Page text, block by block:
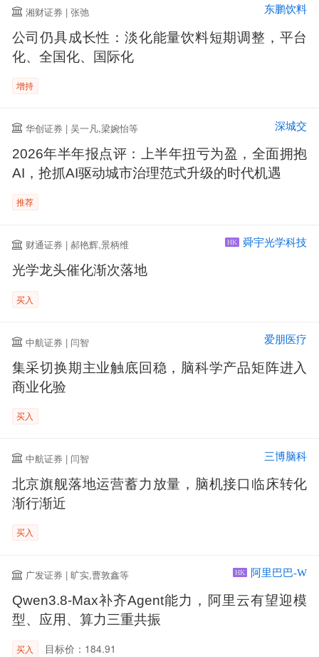
湘财证券 | 张弛 东鹏饮料
公司仍具成长性：淡化能量饮料短期调整，平台
化、全国化、国际化
增持
华创证券 | 吴一凡,梁婉怡等 深城交
2026年半年报点评：上半年扭亏为盈，全面拥抱
AI，抢抓AI驱动城市治理范式升级的时代机遇
推荐
财通证券 | 郝艳辉,景柄维 HK 舜宇光学科技
光学龙头催化渐次落地
买入
中航证券 | 闫智 爱朋医疗
集采切换期主业触底回稳，脑科学产品矩阵进入
商业化验
买入
中航证券 | 闫智 三博脑科
北京旗舰落地运营蓄力放量，脑机接口临床转化
渐行渐近
买入
广发证券 | 旷实,曹敦鑫等 HK 阿里巴巴-W
Qwen3.8-Max补齐Agent能力，阿里云有望迎模
型、应用、算力三重共振
买入 目标价：184.91